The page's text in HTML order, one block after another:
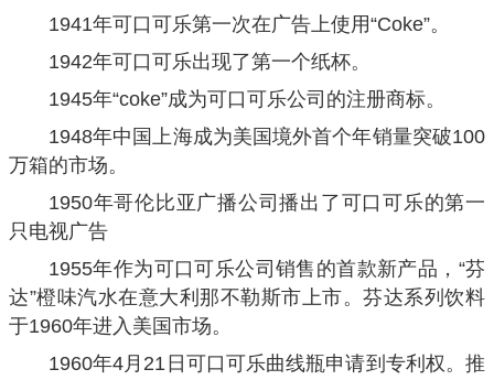
1941年可口可乐第一次在广告上使用“Coke”。
1942年可口可乐出现了第一个纸杯。
1945年“coke”成为可口可乐公司的注册商标。
1948年中国上海成为美国境外首个年销量突破100
万箱的市场。
1950年哥伦比亚广播公司播出了可口可乐的第一
只电视广告
1955年作为可口可乐公司销售的首款新产品，“芬
达”橙味汽水在意大利那不勒斯市上市。芬达系列饮料
于1960年进入美国市场。
1960年4月21日可口可乐曲线瓶申请到专利权。推